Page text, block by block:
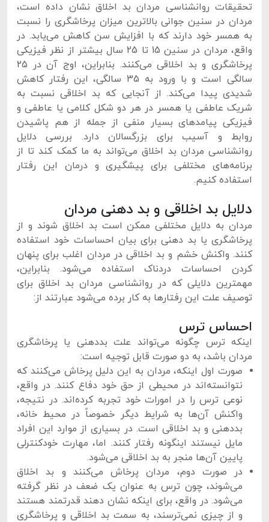
تحقیقات روانشناسی مردان بد اخلاق نشان داده است،
مردان در سنین جوانی بالاترین میزان پرخاشگری را نسبت
به همسر خود دارند که با افزایش سن کاهش می‌یابد. در
واقع، مردان در سنین 15 تا 25 سال بیشتر از نظر فیزیکی
پرخاشگری و بد اخلاقی می‌کنند. بنابراین، اوج آن در 25
سالگی است و با ورود به 35 سالگی، این رفتار کاهش
شدیدی پیدا می‌کند. از آنجایی که بد اخلاقی نسبت به
شریک عاطفی یا همسر در هر دو شکل کلامی یا عاطفی و
فیزیکی پیامدهای بسیار منفی از جمله از هم پاشیدن
روابط و آسیب برای بزرگسالان دارد. بررسی دلایل
روانشناسی مردان بد اخلاق می‌تواند به ما کمک کند تا از
برنامه‌های مختلفی برای پیشگیری و درمان این رفتار
استفاده کنیم.
دلایل بد اخلاقی و بد دهنی مردان
مردان به دلایل مختلفی ممکن است بد اخلاق شوند و از
پرخاشگری یا بد دهنی برای بیان احساسات خود استفاده
کنند. واکنش خشم و بد اخلاقی در مردان اغلب برای پنهان
کردن احساسات دردناک استفاده می‌شود. بنابراین،
مهمترین دلایلی که در روانشناسی مردان بد اخلاق برای
توصیف علت این رفتارها به کار برده می‌شود عبارتند از:
احساس ترس
اینکه ترس چگونه می‌تواند علت بددهنی یا پرخاشگری
مردان باشد، به دو صورت قابل توجیه است:
صورت اول اینکه، مردان به این دلیل پرخاش می‌کنند که
نتوانسته‌اند در محیطی از حق خود دفاع کنند. در واقع،
نوعی ترس را در امورات خود تجربه کرده‌اند. در نتیجه،
واکنش آن‌ها به شرایط دیگر خصوصاً در محیط خانه،
بددهنی و بد اخلاقی است. در بسیاری از موارد این افراد
مایل نیستند اینگونه رفتار کنند. اما، مهارت خودکنترلی
پایین آن‌ها منجر به بد اخلاقی می‌شود.
در صورت دوم، مردان پرخاش می‌کنند و بد اخلاق
می‌شوند، چون ترس به عنوان یک ضعف در نظر گرفته
می‌شود. در واقع، برای اینکه نشان دهند قدرتمند هستند
و از چیزی نمی‌ترسند، به سمت بد اخلاقی و پرخاشگری